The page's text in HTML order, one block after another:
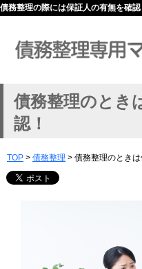
債務整理の際には保証人の有無を確認
債務整理のとき
認！
TOP > 債務整理 > 債務整理のとき